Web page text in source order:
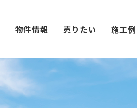
物件情報 売りたい 施工例